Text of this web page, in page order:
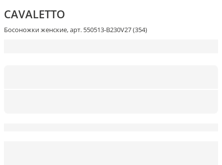
CAVALETTO
Босоножки женские, арт. 550513-В230V27 (354)